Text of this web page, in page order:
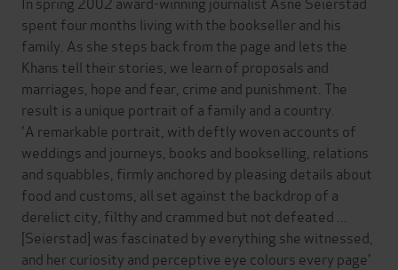
spent four months living with the bookseller and his
family. As she steps back from the page and lets the
Khans tell their stories, we learn of proposals and
marriages, hope and fear, crime and punishment. The
result is a unique portrait of a family and a country.
'A remarkable portrait, with deftly woven accounts of
weddings and journeys, books and bookselling, relations
and squabbles, firmly anchored by pleasing details about
food and customs, all set against the backdrop of a
derelict city, filthy and crammed but not defeated ...
[Seierstad] was fascinated by everything she witnessed,
and her curiosity and perceptive eye colours every page'